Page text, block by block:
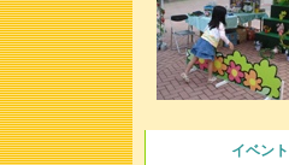
イベント